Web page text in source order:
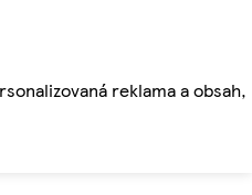
reklama a obsah,